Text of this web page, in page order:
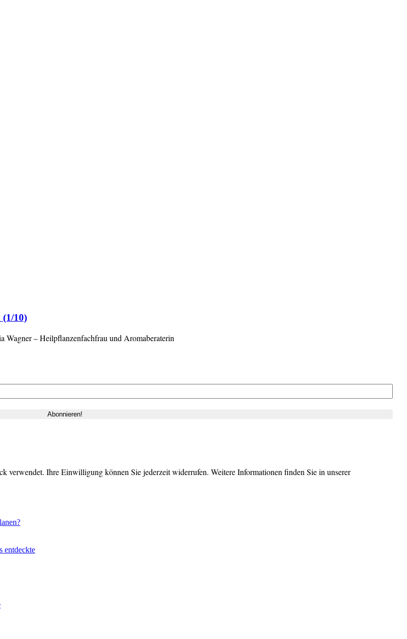
10)
Wagner – Heilpflanzenfachfrau und Aromaberaterin
Ihre Einwilligung können Sie jederzeit widerrufen. Weitere Informationen finden Sie in unserer
entdeckte